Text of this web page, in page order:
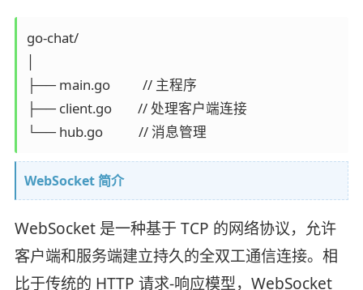
go-chat/
├── main.go          // 主程序
├── client.go        // 处理客户端连接
WebSocket 简介
WebSocket 是一种基于 TCP 的网络协议，允许
客户端和服务端建立持久的全双工通信连接。相
比于传统的 HTTP 请求-响应模型，WebSocket